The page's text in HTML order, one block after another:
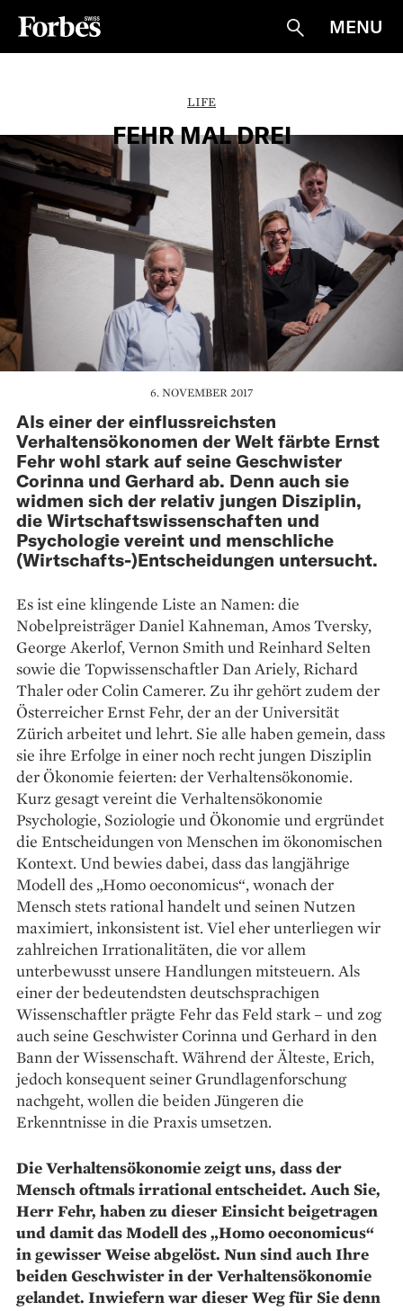
Suche
MENU
LIFE
FEHR MAL DREI
6. NOVEMBER 2017
Als einer der einflussreichsten
Verhaltensökonomen der Welt färbte Ernst
Fehr wohl stark auf seine Geschwister
Corinna und Gerhard ab. Denn auch sie
widmen sich der relativ jungen Disziplin,
die Wirtschaftswissenschaften und
Psychologie vereint und menschliche
(Wirtschafts-)Entscheidungen untersucht.
Es ist eine klingende Liste an Namen: die
Nobelpreisträger Daniel Kahneman, Amos Tversky,
George Akerlof, Vernon Smith und Reinhard Selten
sowie die Topwissenschaftler Dan Ariely, Richard
Thaler oder Colin Camerer. Zu ihr gehört zudem der
Österreicher Ernst Fehr, der an der Universität
Zürich arbeitet und lehrt. Sie alle haben gemein, dass
sie ihre Erfolge in einer noch recht jungen Disziplin
der Ökonomie feierten: der Verhaltensökonomie.
Kurz gesagt vereint die Verhaltensökonomie
Psychologie, Soziologie und Ökonomie und ergründet
die Entscheidungen von Menschen im ökonomischen
Kontext. Und bewies dabei, dass das langjährige
Modell des „Homo oeconomicus“, wonach der
Mensch stets rational handelt und seinen Nutzen
maximiert, inkonsistent ist. Viel eher unterliegen wir
zahlreichen Irrationalitäten, die vor allem
unterbewusst unsere Handlungen mitsteuern. Als
einer der bedeutendsten deutschsprachigen
Wissenschaftler prägte Fehr das Feld stark – und zog
auch seine Geschwister Corinna und Gerhard in den
Bann der Wissenschaft. Während der Älteste, Erich,
jedoch konsequent seiner Grundlagenforschung
nachgeht, wollen die beiden Jüngeren die
Erkenntnisse in die Praxis umsetzen.
Die Verhaltensökonomie zeigt uns, dass der
Mensch oftmals irrational entscheidet. Auch Sie,
Herr Fehr, haben zu dieser Einsicht beigetragen
und damit das Modell des „Homo oeconomicus“
in gewisser Weise abgelöst. Nun sind auch Ihre
beiden Geschwister in der Verhaltensökonomie
gelandet. Inwiefern war dieser Weg für Sie denn